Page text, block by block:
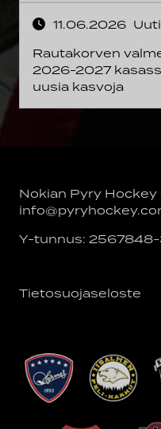
11.06.2026
Rautakorven
2026-2027
uusia kasvoja
Nokian Pyry Hockey
Y-tunnus:
Tietosuojaseloste